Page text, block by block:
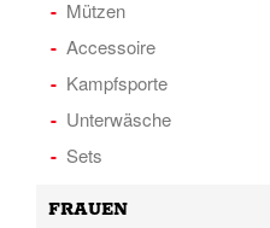
Mützen
Accessoire
Kampfsporte
Unterwäsche
Sets
FRAUEN